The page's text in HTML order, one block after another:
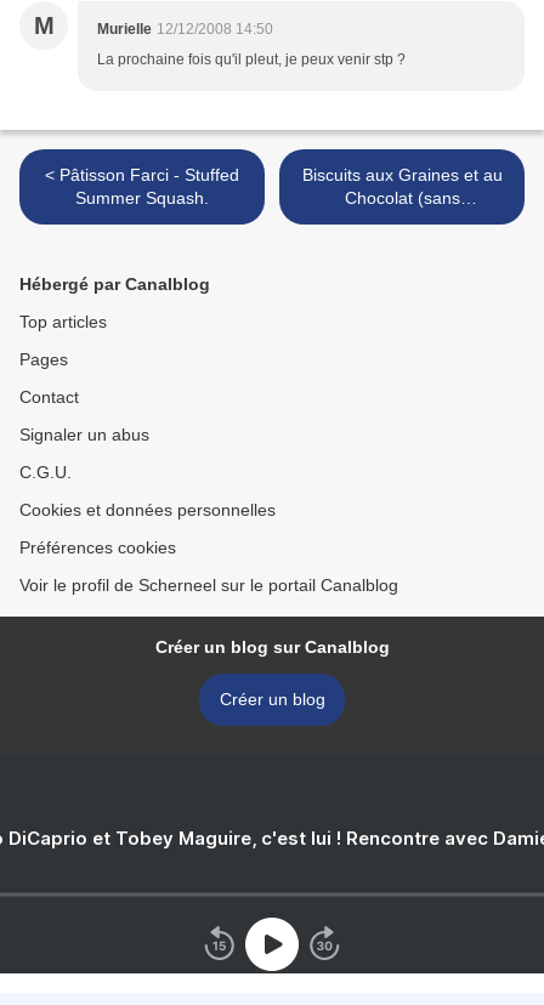
M Murielle 12/12/2008 14:50
La prochaine fois qu'il pleut, je peux venir stp ?
< Pâtisson Farci - Stuffed
Summer Squash.
Biscuits aux Graines et au
Chocolat (sans
beurre..histoire de faire une
Hébergé par Canalblog
Top articles
Pages
Contact
Signaler un abus
C.G.U.
Cookies et données personnelles
Préférences cookies
Voir le profil de Scherneel sur le portail Canalblog
Créer un blog sur Canalblog
Créer un blog
DiCaprio et Tobey Maguire, c'est lui ! Rencontre avec